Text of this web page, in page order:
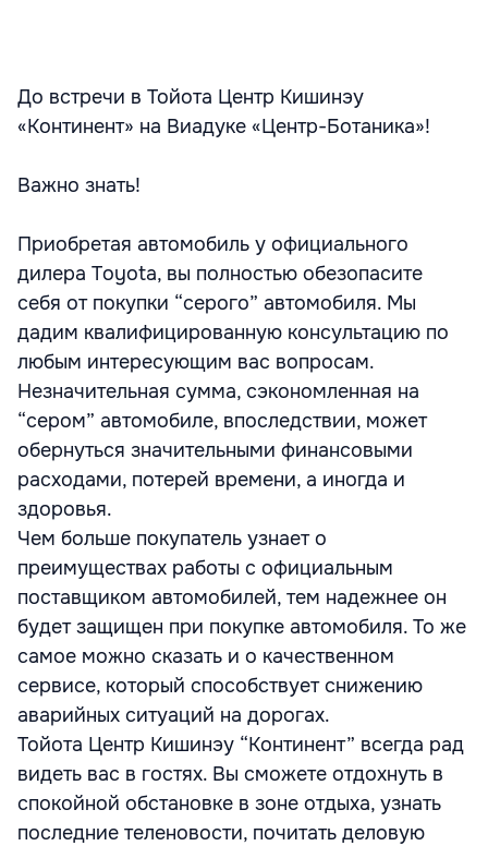
До встречи в Тойота Центр Кишинэу
«Континент» на Виадуке «Центр-Ботаника»!
Важно знать!
Приобретая автомобиль у официального
дилера Toyota, вы полностью обезопасите
себя от покупки “серого” автомобиля. Мы
дадим квалифицированную консультацию по
любым интересующим вас вопросам.
Незначительная сумма, сэкономленная на
“сером” автомобиле, впоследствии, может
обернуться значительными финансовыми
расходами, потерей времени, а иногда и
здоровья.
Чем больше покупатель узнает о
преимуществах работы с официальным
поставщиком автомобилей, тем надежнее он
будет защищен при покупке автомобиля. То же
самое можно сказать и о качественном
сервисе, который способствует снижению
аварийных ситуаций на дорогах.
Тойота Центр Кишинэу “Континент” всегда рад
видеть вас в гостях. Вы сможете отдохнуть в
спокойной обстановке в зоне отдыха, узнать
последние теленовости, почитать деловую